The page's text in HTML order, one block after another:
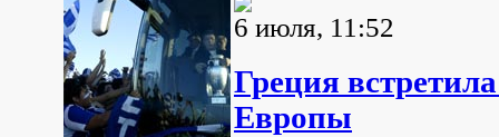
6 июля, 11:52
Греция
Европы